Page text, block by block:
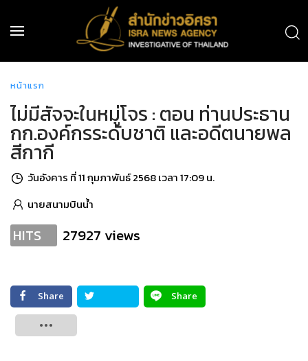
หน้าแรก
ไม่มีสัจจะในหมู่โจร : ตอน ท่านประธาน
กก.องค์กรระดับชาติ และอดีตนายพล
สีกากี
วันอังคาร ที่ 11 กุมภาพันธ์ 2568 เวลา 17:09 น.
นายสนามบินน้ำ
HITS 27927 views
Share
Share